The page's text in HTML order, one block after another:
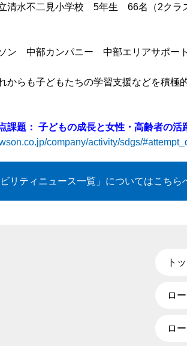
清水不二見小学校 5年生 66名（2クラ
ン 中部カンパニー 中部エリアサポー
からも子どもたちの学習支援などを積極
課題： 子どもの成長と女性・高齢者の活
company/activity/sdgs/
リティニュース一覧」 についてはこちら
ト
ロ
ロ